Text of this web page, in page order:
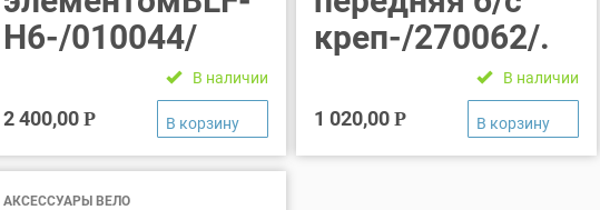
H6-/010044/
В наличии
2 400,00 Р
креп-/270062/.
В наличии
1 020,00Р
АКСЕССУАРЫ ВЕЛО